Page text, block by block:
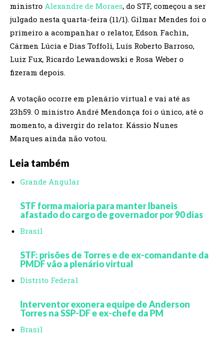
ministro Alexandre de Moraes, do STF, começou a ser
julgado nesta quarta-feira (11/1). Gilmar Mendes foi o
primeiro a acompanhar o relator, Edson Fachin,
Cármen Lúcia e Dias Toffoli, Luís Roberto Barroso,
Luiz Fux, Ricardo Lewandowski e Rosa Weber o
fizeram depois.
A votação ocorre em plenário virtual e vai até as
23h59. O ministro André Mendonça foi o único, até o
momento, a divergir do relator. Kássio Nunes
Marques ainda não votou.
Leia também
Grande Angular
STF forma maioria para manter Ibaneis
afastado do cargo de governador por 90 dias
Brasil
STF: prisões de Torres e de ex-comandante da
PMDF vão a plenário virtual
Distrito Federal
Interventor exonera equipe de Anderson
Torres na SSP-DF e ex-chefe da PM
Brasil